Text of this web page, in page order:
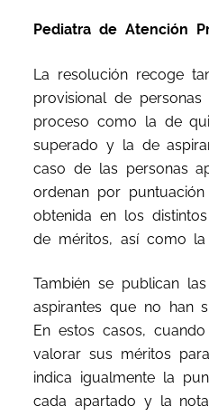
Pediatra de Atención
La resolución recoge
provisional de
proceso como la de
superado y la de
caso de las personas
ordenan por
obtenida en los
de méritos, así como la
También se publican
aspirantes que no han
En estos casos,
valorar sus méritos
indica igualmente la
cada apartado y la